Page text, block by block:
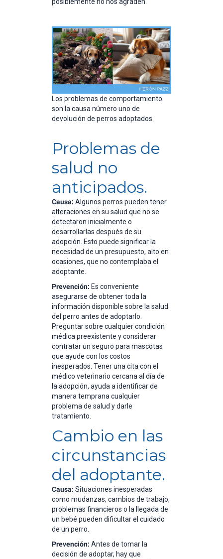
Los problemas de comportamiento
son la causa número uno de
devolución de perros adoptados.
Problemas de
salud no
anticipados.
Causa: Algunos perros pueden tener
alteraciones en su salud que no se
detectaron inicialmente o
desarrollarlas después de su
adopción. Esto puede significar la
necesidad de un presupuesto, alto en
ocasiones, que no contemplaba el
adoptante.
Prevención: Es conveniente
asegurarse de obtener toda la
información disponible sobre la salud
del perro antes de adoptarlo.
Preguntar sobre cualquier condición
médica preexistente y considerar
contratar un seguro para mascotas
que ayude con los costos
inesperados. Tener una cita con el
médico veterinario cercana al día de
la adopción, ayuda a identificar de
manera temprana cualquier
problema de salud y darle
tratamiento.
Cambio en las
circunstancias
del adoptante.
Causa: Situaciones inesperadas
como mudanzas, cambios de trabajo,
problemas financieros o la llegada de
un bebé pueden dificultar el cuidado
de un perro.
Prevención: Antes de tomar la
decisión de adoptar, hay que